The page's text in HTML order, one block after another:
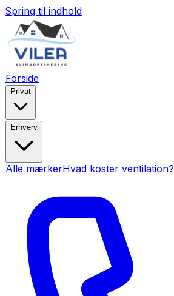
Spring til indhold
Forside
Privat
Erhverv
Alle mærkerHvad koster ventilation?